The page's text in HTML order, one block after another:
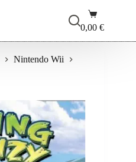
Carrello
0,00€
Nintendo Wii